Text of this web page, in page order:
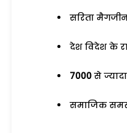
सरिता
देश विदेश के
7000 से
समाजिक